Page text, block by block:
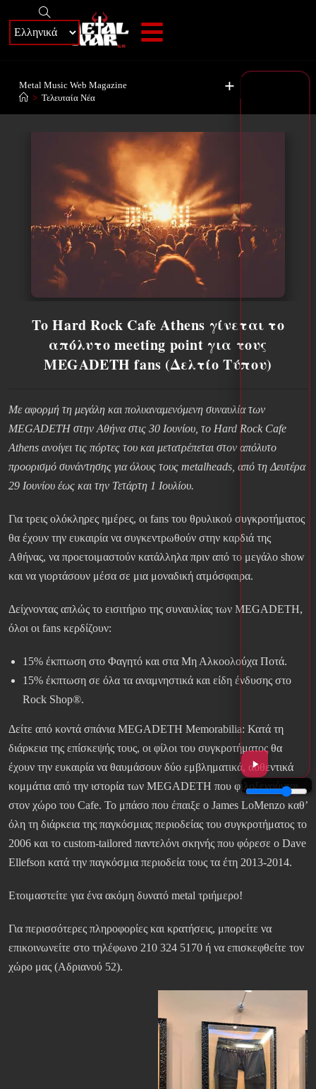
+
Metal Music Web Magazine
> Τελευταία Νέα
Το Hard Rock Cafe Athens γίνεται το
απόλυτο meeting point για τους
MEGADETH fans (Δελτίο Τύπου)
Με αφορμή τη μεγάλη και πολυαναμενόμενη συναυλία των
MEGADETH στην Αθήνα στις 30 Ιουνίου, το Hard Rock Cafe
Athens ανοίγει τις πόρτες του και μετατρέπεται στον απόλυτο
προορισμό συνάντησης για όλους τους metalheads, από τη Δευτέρα
29 Ιουνίου έως και την Τετάρτη 1 Ιουλίου.
Για τρεις ολόκληρες ημέρες, οι fans του θρυλικού συγκροτήματος
θα έχουν την ευκαιρία να συγκεντρωθούν στην καρδιά της
Αθήνας, να προετοιμαστούν κατάλληλα πριν από το μεγάλο show
και να γιορτάσουν μέσα σε μια μοναδική ατμόσφαιρα.
Δείχνοντας απλώς το εισιτήριο της συναυλίας των MEGADETH,
όλοι οι fans κερδίζουν:
15% έκπτωση στο Φαγητό και στα Μη Αλκοολούχα Ποτά.
15% έκπτωση σε όλα τα αναμνηστικά και είδη ένδυσης στο
Rock Shop®.
Δείτε από κοντά σπάνια MEGADETH Memorabilia: Κατά τη
διάρκεια της επίσκεψής τους, οι φίλοι του συγκροτήματος θα
έχουν την ευκαιρία να θαυμάσουν δύο εμβληματικά, αυθεντικά
κομμάτια από την ιστορία των MEGADETH που φιλοξενούνται
στον χώρο του Cafe. Το μπάσο που έπαιξε ο James LoMenzo καθ’
όλη τη διάρκεια της παγκόσμιας περιοδείας του συγκροτήματος το
2006 και το custom-tailored παντελόνι σκηνής που φόρεσε ο Dave
Ellefson κατά την παγκόσμια περιοδεία τους τα έτη 2013-2014.
Ετοιμαστείτε για ένα ακόμη δυνατό metal τριήμερο!
Για περισσότερες πληροφορίες και κρατήσεις, μπορείτε να
επικοινωνείτε στο τηλέφωνο 210 324 5170 ή να επισκεφθείτε τον
χώρο μας (Αδριανού 52).